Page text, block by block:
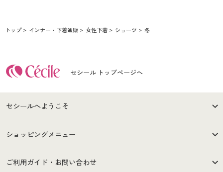
トップ インナー・下着通販 女性下着 ショーツ 冬
セシール トップページへ
セシールへようこそ
はじめての方へ
セシールご利用規約
ショッピングメニュー
商品カテゴリ
ご利用ガイド・お問い合わせ